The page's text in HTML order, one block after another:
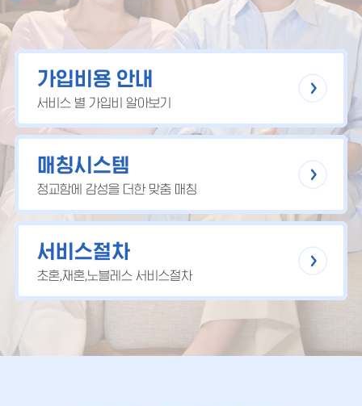
가입비용 안내
서비스 별 가입비 알아보기
매칭시스템
정교함에 감성을 더한 맞춤 매칭
서비스절차
초혼,재혼,노블레스 서비스절차